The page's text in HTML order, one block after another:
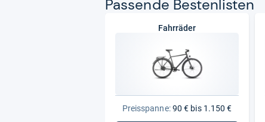
Pas­sende Bes­ten­lis­ten
Fahrräder
Preisspanne:90 € bis 1.150 €